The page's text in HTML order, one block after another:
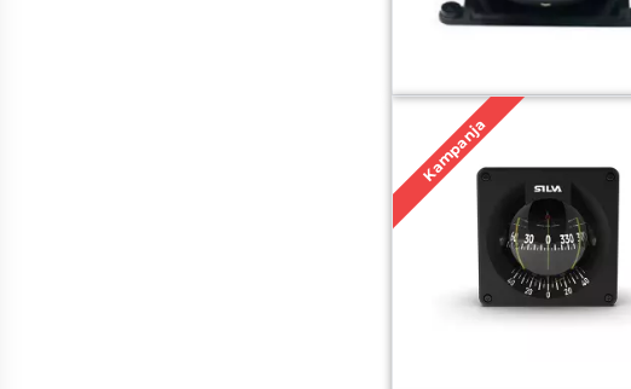
Kampanja